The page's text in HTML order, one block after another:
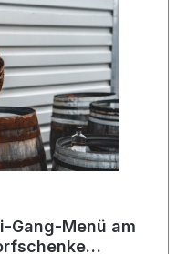
Gang-Menü am